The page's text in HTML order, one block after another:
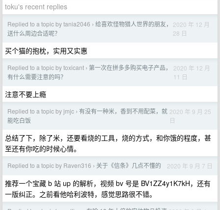
toku's recent replies
Replied to a topic by tania2046 › 给喜欢怪物猎人世界的朋友，
送什么周边合适呢？
2020 年 12 月
28 日
买个猫的抱枕，实用又实惠
Replied to a topic by toxicant › 第一次在拼多多购买电子产品，
有什么需要注意的吗？
2020 年 12 月
11 日
注意不要上瘾
Replied to a topic by jmjc › 有没有一种米，香到不用配菜，就
能吃白饭
2020 年 9 月 25
日
总结了下，除了米，还要看烧的工具，烧的方式，和你饿的程度，甚
至还有你吃的时候心情。
Replied to a topic by Raven316 › 关于《信条》几点不懂的 2020 年 9 月 7 日
推荐一个宝藏 b 站 up 的解析，视频 bv 号是 BV1ZZ4y1K7kH，还有
一版纠正。之前看他哈利波特，感觉思路很不错。